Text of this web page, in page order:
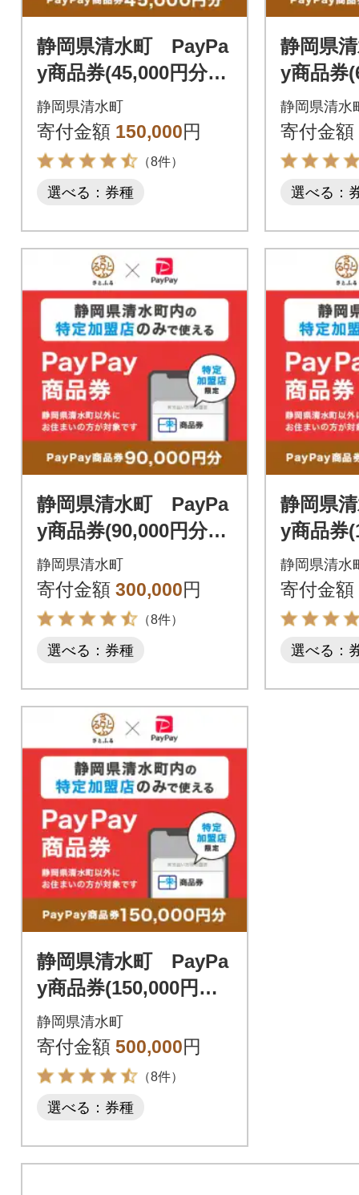
静岡県清水町 PayPa
y商品券(45,000円分)
※地域内の一部の加盟
店のみで利用可
静岡県清水町
寄付金額 150,000円
（8件）
選べる：券種
静岡県
y商品券
※地域内
店のみ
静岡県清水
寄付金額
選べる：
静岡県清水町 PayPa
y商品券(90,000円分)
※地域内の一部の加盟
店のみで利用可
静岡県清水町
寄付金額 300,000円
（8件）
選べる：券種
静岡県
y商品券
※地域内
店のみ
静岡県清水
寄付金額
選べる：
静岡県清水町 PayPa
y商品券(150,000円分)
※地域内の一部の加盟
店のみで利用可
静岡県清水町
寄付金額 500,000円
（8件）
選べる：券種